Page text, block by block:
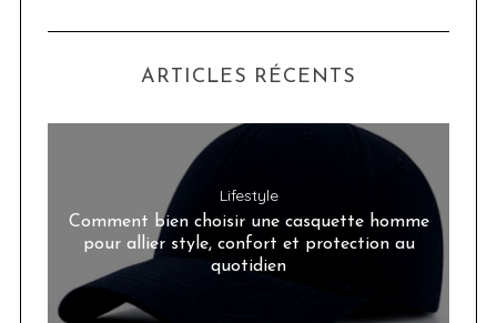
ARTICLES RÉCENTS
Lifestyle
Comment bien choisir une casquette homme
pour allier style, confort et protection au
quotidien